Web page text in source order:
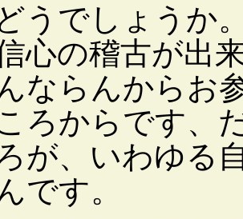
うでしょうか
心の稽古が出
ならんからお
ろからです、
が、いわゆる
です。